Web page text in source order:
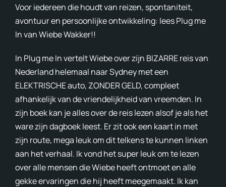
Blog
Voor iedereen die houdt van reizen, spontaniteit,
avontuur en persoonlijke ontwikkeling: lees Plug me
In van Wiebe Wakker!!
In Plug me In vertelt Wiebe over zijn BIZARRE reis van
Nederland helemaal naar Sydney met een
ELEKTRISCHE auto, ZONDER GELD, compleet
afhankelijk van de vriendelijkheid van vreemden. In
zijn boek kan je alles over de reis lezen alsof je als het
ware zijn dagboek leest. Er zit ook een kaart in met
zijn route, mega leuk om dit telkens te kunnen linken
aan het verhaal. Ik vond het super leuk om te lezen
over alle mensen die Wiebe heeft ontmoet en alle
gekke ervaringen die hij heeft meegemaakt. Ik kan